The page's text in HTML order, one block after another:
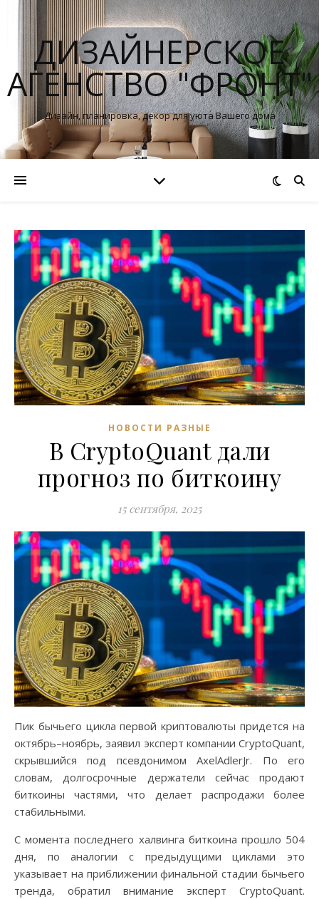
ДИЗАЙНЕРСКОЕ
АГЕНСТВО "ФРОНТ"
Дизайн, планировка, декор для уюта Вашего дома
НОВОСТИ РАЗНЫЕ
В CryptoQuant дали
прогноз по биткоину
15 сентября, 2025
Пик бычьего цикла первой криптовалюты придется на
октябрь–ноябрь, заявил эксперт компании CryptoQuant,
скрывшийся под псевдонимом AxelAdlerJr. По его
словам, долгосрочные держатели сейчас продают
биткоины частями, что делает распродажи более
стабильными.
С момента последнего халвинга биткоина прошло 504
дня, по аналогии с предыдущими циклами это
указывает на приближении финальной стадии бычьего
тренда, обратил внимание эксперт CryptoQuant.